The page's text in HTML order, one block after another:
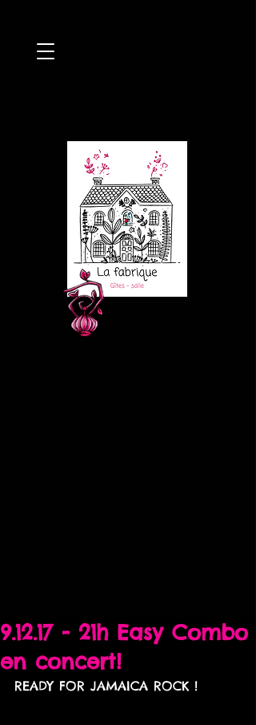
9.12.17 - 21h Easy Combo
en concert!
READY FOR JAMAICA ROCK !